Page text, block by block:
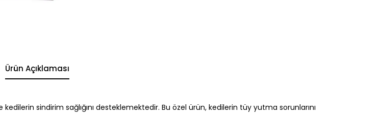
Ürün Açıklaması
sindirim sağlığını desteklemektedir. Bu özel ürün, kedilerin tüy yutma sorunlarını